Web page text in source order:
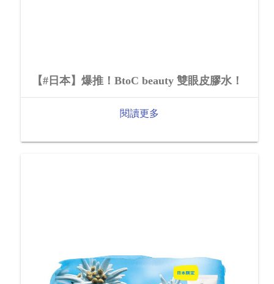
【#日本】爆推！BtoC beauty 雙眼皮膠水！
閱讀更多